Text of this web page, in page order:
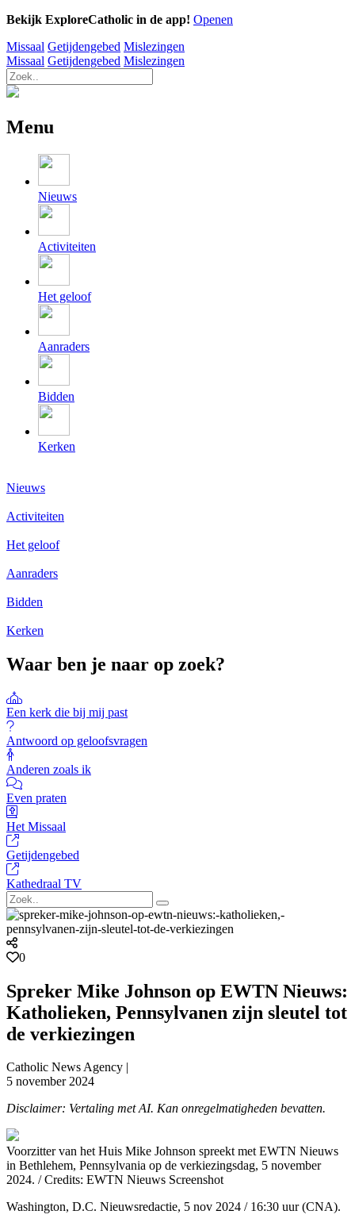
Bekijk ExploreCatholic in de app! Openen
Missaal Getijdengebed Mislezingen
Missaal Getijdengebed Mislezingen
Menu
Nieuws
Activiteiten
Het geloof
Aanraders
Bidden
Kerken
Nieuws
Activiteiten
Het geloof
Aanraders
Bidden
Kerken
Waar ben je naar op zoek?
Een kerk die bij mij past
Antwoord op geloofsvragen
Anderen zoals ik
Even praten
Het Missaal
Getijdengebed
Kathedraal TV
0
Spreker Mike Johnson op EWTN Nieuws:
Katholieken, Pennsylvanen zijn sleutel tot
de verkiezingen
Catholic News Agency |
5 november 2024
Disclaimer: Vertaling met AI. Kan onregelmatigheden bevatten.
Voorzitter van het Huis Mike Johnson spreekt met EWTN Nieuws
in Bethlehem, Pennsylvania op de verkiezingsdag, 5 november
2024. / Credits: EWTN Nieuws Screenshot
Washington, D.C. Nieuwsredactie, 5 nov 2024 / 16:30 uur (CNA).